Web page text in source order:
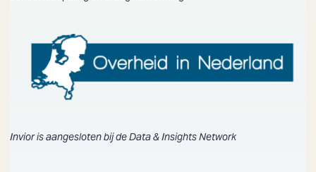
Invior is aangesloten bij deData & Insights Network
Zoeken